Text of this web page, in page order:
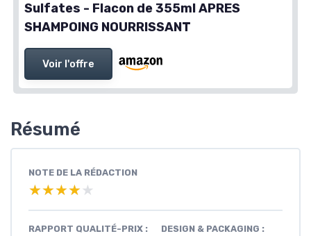
Sulfates - Flacon de 355ml APRES
SHAMPOING NOURRISSANT
Voir l'offre
Résumé
NOTE DE LA RÉDACTION
★★★★★
★★★★★
RAPPORT QUALITÉ-PRIX :
DESIGN & PACKAGING :